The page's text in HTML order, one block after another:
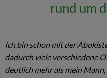
Obst & Gemüse
Brot & Backwaren
rund um
Ich bin schon mit der
dadurch viele verschiedene
deutlich mehr als mein